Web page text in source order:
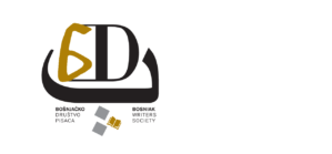
sadržaja